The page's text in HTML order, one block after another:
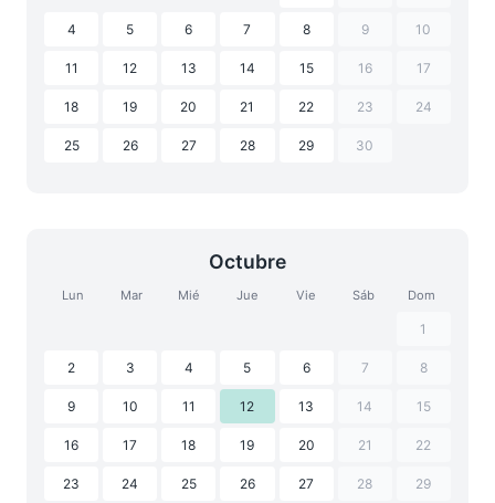
4 5 6 7 8 9 10
11 12 13 14 15 16 17
18 19 20 21 22 23 24
25 26 27 28 29 30
Octubre
Lun Mar Mié Jue Vie Sáb Dom
1
2 3 4 5 6 7 8
9 10 11 12 13 14 15
16 17 18 19 20 21 22
23 24 25 26 27 28 29